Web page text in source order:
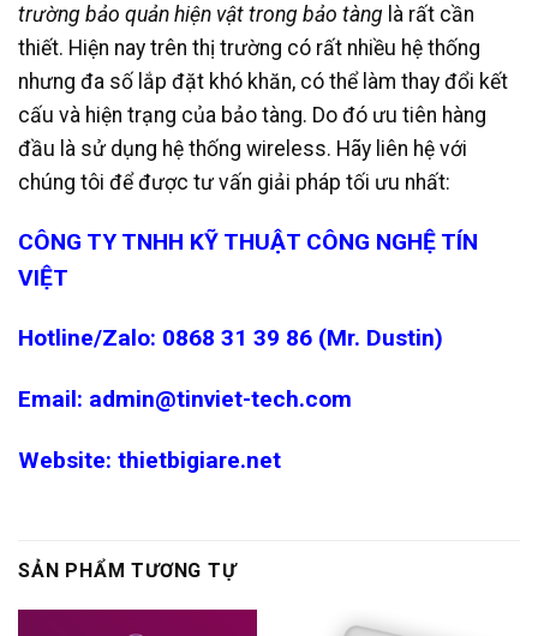
trường bảo quản hiện vật trong bảo tàng là rất cần
thiết. Hiện nay trên thị trường có rất nhiều hệ thống
nhưng đa số lắp đặt khó khăn, có thể làm thay đổi kết
cấu và hiện trạng của bảo tàng. Do đó ưu tiên hàng
đầu là sử dụng hệ thống wireless. Hãy liên hệ với
chúng tôi để được tư vấn giải pháp tối ưu nhất:
CÔNG TY TNHH KỸ THUẬT CÔNG NGHỆ TÍN
VIỆT
Hotline/Zalo: 0868 31 39 86 (Mr. Dustin)
Email: admin@tinviet-tech.com
Website: thietbigiare.net
SẢN PHẨM TƯƠNG TỰ